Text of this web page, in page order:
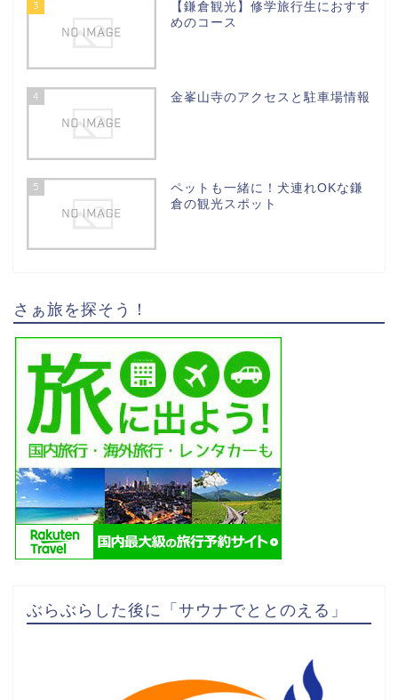
3
【鎌倉観光】修学旅行生におすす
めのコース
4 金峯山寺のアクセスと駐車場情報
5
ペットも一緒に！犬連れOKな鎌
倉の観光スポット
さぁ旅を探そう！
ぶらぶらした後に「サウナでととのえる」